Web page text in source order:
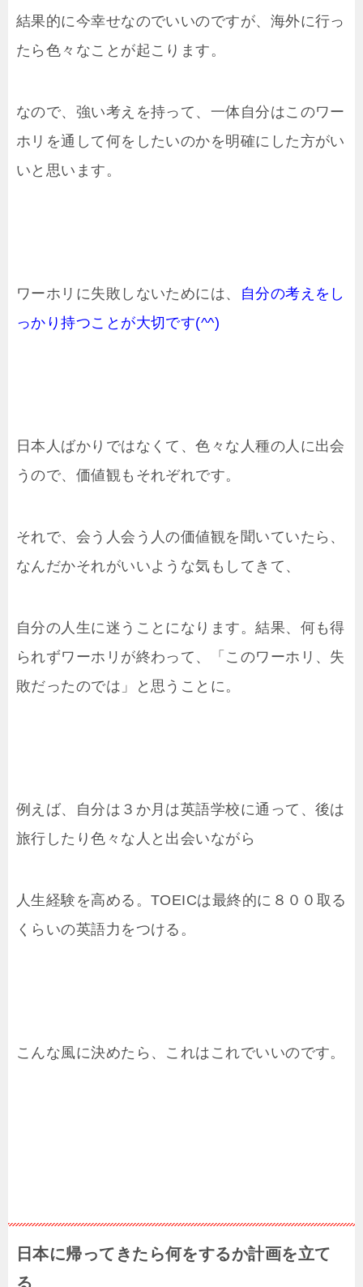
結果的に今幸せなのでいいのですが、海外に行っ
たら色々なことが起こります。
なので、強い考えを持って、一体自分はこのワー
ホリを通して何をしたいのかを明確にした方がい
いと思います。
ワーホリに失敗しないためには、
自分の考えをし
っかり持つことが大切です(^^)
日本人ばかりではなくて、色々な人種の人に出会
うので、価値観もそれぞれです。
それで、会う人会う人の価値観を聞いていたら、
なんだかそれがいいような気もしてきて、
自分の人生に迷うことになります。結果、何も得
られずワーホリが終わって、「このワーホリ、失
敗だったのでは」と思うことに。
例えば、自分は３か月は英語学校に通って、後は
旅行したり色々な人と出会いながら
人生経験を高める。TOEICは最終的に８００取る
くらいの英語力をつける。
こんな風に決めたら、これはこれでいいのです。
日本に帰ってきたら何をするか計画を立て
る